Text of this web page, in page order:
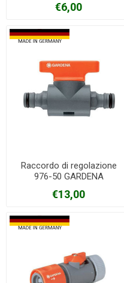
€6,00
Raccordo di regolazione
976-50 GARDENA
€13,00